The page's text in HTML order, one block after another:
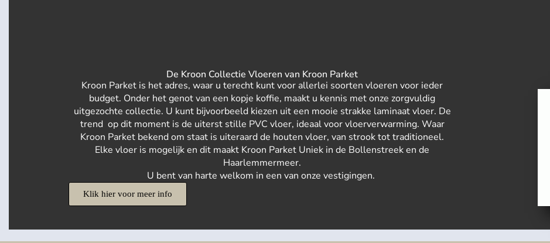
De Kroon Collectie Vloeren van Kroon Parket
Kroon Parket is het adres, waar u terecht kunt voor allerlei soorten vloeren voor ieder
budget. Onder het genot van een kopje koffie, maakt u kennis met onze zorgvuldig
uitgezochte collectie. U kunt bijvoorbeeld kiezen uit een mooie strakke laminaat vloer. De
trend op dit moment is de uiterst stille PVC vloer, ideaal voor vloerverwarming. Waar
Kroon Parket bekend om staat is uiteraard de houten vloer, van strook tot traditioneel.
Elke vloer is mogelijk en dit maakt Kroon Parket Uniek in de Bollenstreek en de
Haarlemmermeer.
U bent van harte welkom in een van onze vestigingen.
Klik hier voor meer info